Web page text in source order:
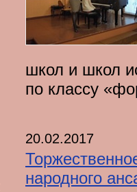
школ и школ
по классу
20.02.2017
народного